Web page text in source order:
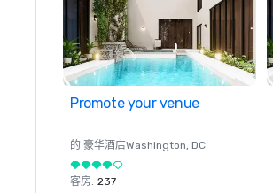
Promote your venue
的 豪华酒店Washington, DC
客房: 237